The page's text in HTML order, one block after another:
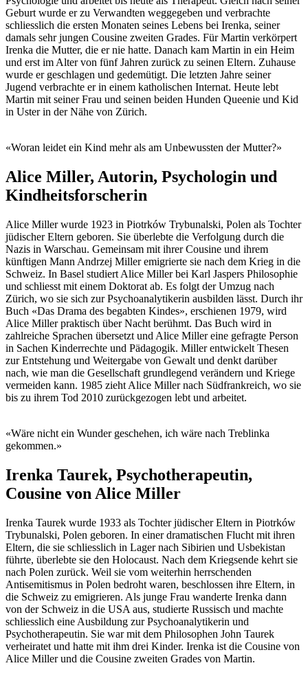
Geburt wurde er zu Verwandten weggegeben und verbrachte
schliesslich die ersten Monaten seines Lebens bei Irenka, seiner
damals sehr jungen Cousine zweiten Grades. Für Martin verkörpert
Irenka die Mutter, die er nie hatte. Danach kam Martin in ein Heim
und erst im Alter von fünf Jahren zurück zu seinen Eltern. Zuhause
wurde er geschlagen und gedemütigt. Die letzten Jahre seiner
Jugend verbrachte er in einem katholischen Internat. Heute lebt
Martin mit seiner Frau und seinen beiden Hunden Queenie und Kid
in Uster in der Nähe von Zürich.
«Woran leidet ein Kind mehr als am Unbewussten der Mutter?»
Alice Miller, Autorin, Psychologin und
Kindheitsforscherin
Alice Miller wurde 1923 in Piotrków Trybunalski, Polen als Tochter
jüdischer Eltern geboren. Sie überlebte die Verfolgung durch die
Nazis in Warschau. Gemeinsam mit ihrer Cousine und ihrem
künftigen Mann Andrzej Miller emigrierte sie nach dem Krieg in die
Schweiz. In Basel studiert Alice Miller bei Karl Jaspers Philosophie
und schliesst mit einem Doktorat ab. Es folgt der Umzug nach
Zürich, wo sie sich zur Psychoanalytikerin ausbilden lässt. Durch ihr
Buch «Das Drama des begabten Kindes», erschienen 1979, wird
Alice Miller praktisch über Nacht berühmt. Das Buch wird in
zahlreiche Sprachen übersetzt und Alice Miller eine gefragte Person
in Sachen Kinderrechte und Pädagogik. Miller entwickelt Thesen
zur Entstehung und Weitergabe von Gewalt und denkt darüber
nach, wie man die Gesellschaft grundlegend verändern und Kriege
vermeiden kann. 1985 zieht Alice Miller nach Südfrankreich, wo sie
bis zu ihrem Tod 2010 zurückgezogen lebt und arbeitet.
«Wäre nicht ein Wunder geschehen, ich wäre nach Treblinka
gekommen.»
Irenka Taurek, Psychotherapeutin,
Cousine von Alice Miller
Irenka Taurek wurde 1933 als Tochter jüdischer Eltern in Piotrków
Trybunalski, Polen geboren. In einer dramatischen Flucht mit ihren
Eltern, die sie schliesslich in Lager nach Sibirien und Usbekistan
führte, überlebte sie den Holocaust. Nach dem Kriegsende kehrt sie
nach Polen zurück. Weil sie vom weiterhin herrschenden
Antisemitismus in Polen bedroht waren, beschlossen ihre Eltern, in
die Schweiz zu emigrieren. Als junge Frau wanderte Irenka dann
von der Schweiz in die USA aus, studierte Russisch und machte
schliesslich eine Ausbildung zur Psychoanalytikerin und
Psychotherapeutin. Sie war mit dem Philosophen John Taurek
verheiratet und hatte mit ihm drei Kinder. Irenka ist die Cousine von
Alice Miller und die Cousine zweiten Grades von Martin.